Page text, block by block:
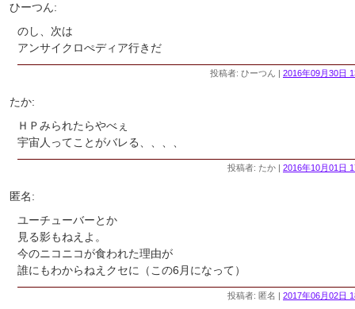
ひーつん:
のし、次は
アンサイクロぺディア行きだ
投稿者: ひーつん | 2016年09月30日
たか:
ＨＰみられたらやべぇ
宇宙人ってことがバレる、、、、
投稿者: たか | 2016年10月01日
匿名:
ユーチューバーとか
見る影もねえよ。
今のニコニコが食われた理由が
誰にもわからねえクセに（この6月になって）
投稿者: 匿名 | 2017年06月02日